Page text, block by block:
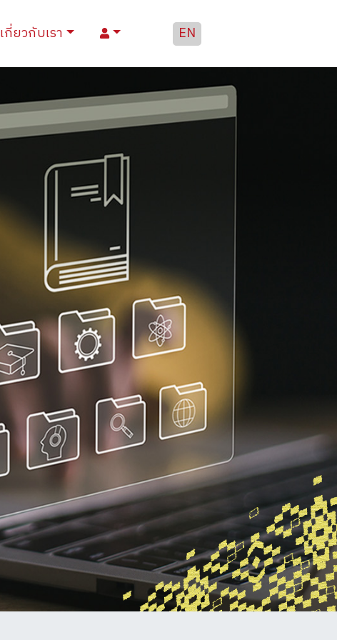
เกี่ยวกับเรา EN